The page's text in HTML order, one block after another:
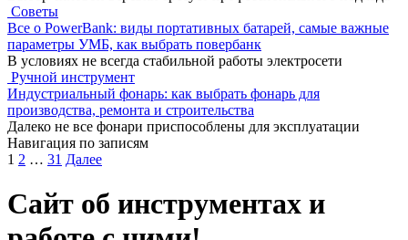
Советы
Все о PowerBank: виды портативных батарей, самые важные
параметры УМБ, как выбрать повербанк
В условиях не всегда стабильной работы электросети
Ручной инструмент
Индустриальный фонарь: как выбрать фонарь для
производства, ремонта и строительства
Далеко не все фонари приспособлены для эксплуатации
Навигация по записям
1 2 … 31 Далее
Сайт об инструментах и